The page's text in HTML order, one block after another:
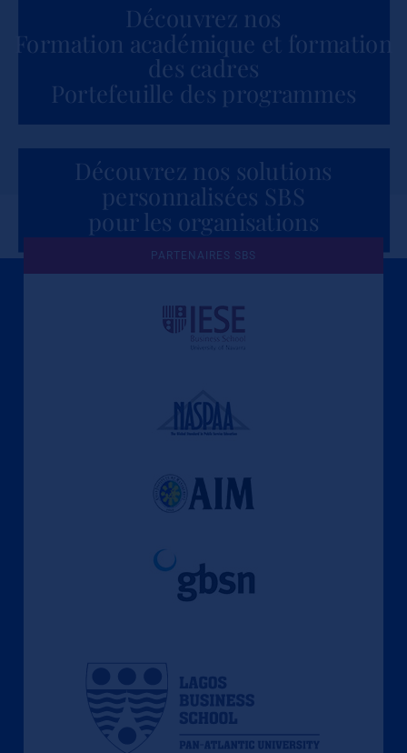
Découvrez nos
Formation académique et formation
des cadres
Portefeuille des programmes
Découvrez nos solutions
personnalisées SBS
pour les organisations
Une culture de l'éthique et de
l'apprentissage
PARTENAIRES SBS